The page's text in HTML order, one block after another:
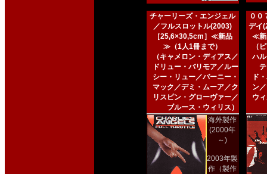
チャーリーズ・エンジェル
／フルスロットル(2003)
［25,6×30,5cm］≪新品
≫（1人1冊まで）
（キャメロン・ディアス／
ドリュー・バリモア／ルー
シー・リュー／バーニー・
マック／デミ・ムーア／ク
リスピン・グローヴァー／
ブルース・ウィリス）
海外製作
(2000年
～)
2003年製
作（製作
００
デイ
≪新
（
ハ
ド
ン
ウ